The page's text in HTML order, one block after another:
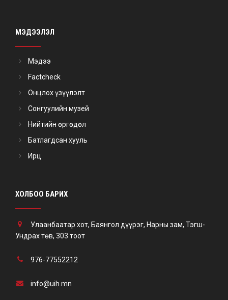
МЭДЭЭЛЭЛ
Мэдээ
Factcheck
Онцлох үзүүлэлт
Сонгуулийн музей
Нийтийн өргөдөл
Батлагдсан хууль
Ирц
ХОЛБОО БАРИХ
Улаанбаатар хот, Баянгол дүүрэг, Нарны зам, Тэгш-
Ундрах төв, 303 тоот
976-77552212
info@uih.mn